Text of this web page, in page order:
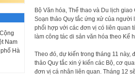
Bộ Văn hóa, Thể thao và Du lịch
Soạn thảo Quy tắc ứng xử của người
phối hợp với các đơn vị có liên quan
làm công tác di sản văn hóa theo Kế
Theo đó, dự kiến trong tháng 11
thảo Quy tắc xin ý kiến các Bộ, cơ
đơn vị cá nhân liên quan. Tháng 12
Nam
Hà